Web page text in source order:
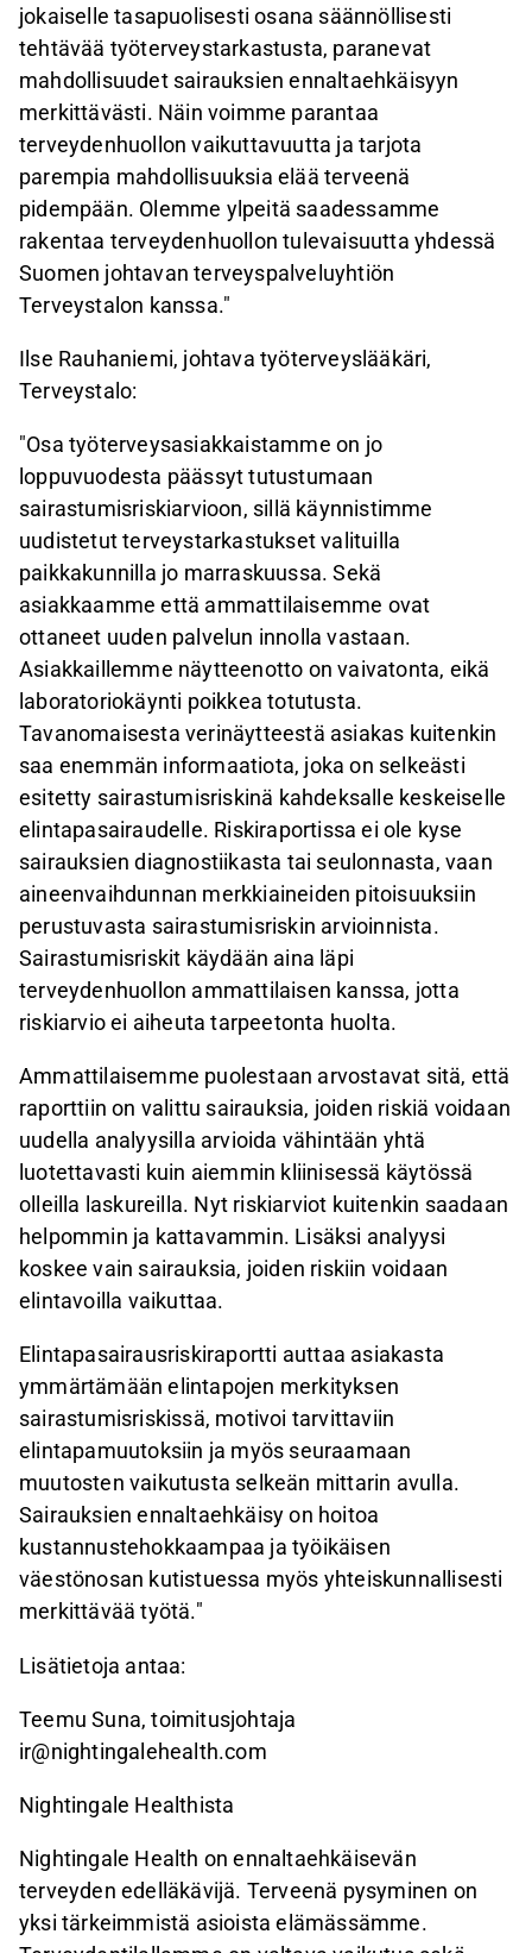
jokaiselle tasapuolisesti osana säännöllisesti
tehtävää työterveystarkastusta, paranevat
mahdollisuudet sairauksien ennaltaehkäisyyn
merkittävästi. Näin voimme parantaa
terveydenhuollon vaikuttavuutta ja tarjota
parempia mahdollisuuksia elää terveenä
pidempään. Olemme ylpeitä saadessamme
rakentaa terveydenhuollon tulevaisuutta yhdessä
Suomen johtavan terveyspalveluyhtiön
Terveystalon kanssa."
Ilse Rauhaniemi, johtava työterveyslääkäri,
Terveystalo:
"Osa työterveysasiakkaistamme on jo
loppuvuodesta päässyt tutustumaan
sairastumisriskiarvioon, sillä käynnistimme
uudistetut terveystarkastukset valituilla
paikkakunnilla jo marraskuussa. Sekä
asiakkaamme että ammattilaisemme ovat
ottaneet uuden palvelun innolla vastaan.
Asiakkaillemme näytteenotto on vaivatonta, eikä
laboratoriokäynti poikkea totutusta.
Tavanomaisesta verinäytteestä asiakas kuitenkin
saa enemmän informaatiota, joka on selkeästi
esitetty sairastumisriskinä kahdeksalle keskeiselle
elintapasairaudelle. Riskiraportissa ei ole kyse
sairauksien diagnostiikasta tai seulonnasta, vaan
aineenvaihdunnan merkkiaineiden pitoisuuksiin
perustuvasta sairastumisriskin arvioinnista.
Sairastumisriskit käydään aina läpi
terveydenhuollon ammattilaisen kanssa, jotta
riskiarvio ei aiheuta tarpeetonta huolta.
Ammattilaisemme puolestaan arvostavat sitä, että
raporttiin on valittu sairauksia, joiden riskiä voidaan
uudella analyysilla arvioida vähintään yhtä
luotettavasti kuin aiemmin kliinisessä käytössä
olleilla laskureilla. Nyt riskiarviot kuitenkin saadaan
helpommin ja kattavammin. Lisäksi analyysi
koskee vain sairauksia, joiden riskiin voidaan
elintavoilla vaikuttaa.
Elintapasairausriskiraportti auttaa asiakasta
ymmärtämään elintapojen merkityksen
sairastumisriskissä, motivoi tarvittaviin
elintapamuutoksiin ja myös seuraamaan
muutosten vaikutusta selkeän mittarin avulla.
Sairauksien ennaltaehkäisy on hoitoa
kustannustehokkaampaa ja työikäisen
väestönosan kutistuessa myös yhteiskunnallisesti
merkittävää työtä."
Lisätietoja antaa:
Teemu Suna, toimitusjohtaja
ir@nightingalehealth.com
Nightingale Healthista
Nightingale Health on ennaltaehkäisevän
terveyden edelläkävijä. Terveenä pysyminen on
yksi tärkeimmistä asioista elämässämme.